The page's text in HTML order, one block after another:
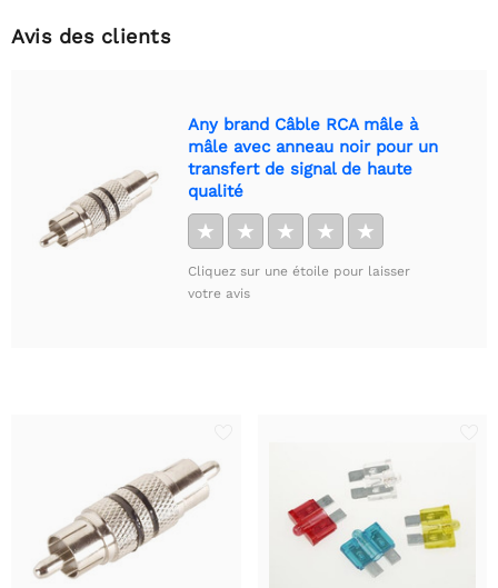
Avis des clients
Any brand Câble RCA mâle à
mâle avec anneau noir pour un
transfert de signal de haute
qualité
★ ★ ★ ★ ★
Cliquez sur une étoile pour laisser
votre avis